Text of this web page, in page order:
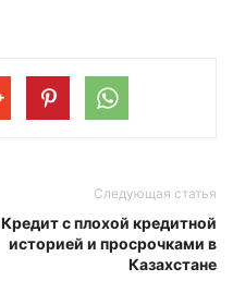
Следующая статья
Кредит с плохой кредитной
историей и просрочками в
Казахстане